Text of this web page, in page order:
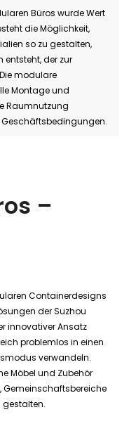
Büros wurde Wert
die Möglichkeit,
so zu gestalten,
entsteht, der zur
modulare
Montage und
Raumnutzung
–
Containerdesigns
der Suzhou
innovativer Ansatz
problemlos in einen
verwandeln.
Möbel und Zubehör
Gemeinschaftsbereiche